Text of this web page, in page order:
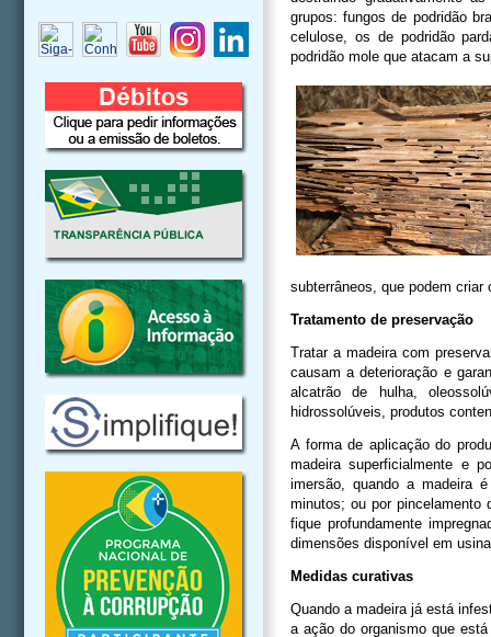
grupos: fungos de podridão
celulose, os de podridão
podridão mole que atacam a
subterrâneos, que podem
Tratamento de preservação
Tratar a madeira com
causam a deterioração e
alcatrão de hulha,
hidrossolúveis, produtos
A forma de aplicação do
madeira superficialmente e
imersão, quando a madeira
minutos; ou por pincelamento
fique profundamente
dimensões disponível em
Medidas curativas
Quando a madeira já está
a ação do organismo que